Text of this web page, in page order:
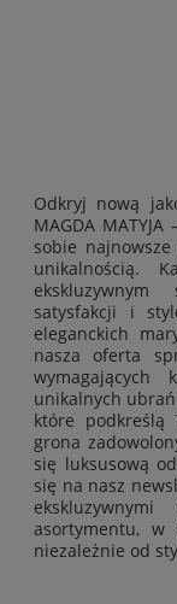
Odkryj nową
MAGDA
sobie
unikalnością.
satysfakcji i
eleganckich
nasza oferta
wymagających
unikalnych
które podkreślą
grona
się luksusową
się na nasz
asortymentu, w
niezależnie od